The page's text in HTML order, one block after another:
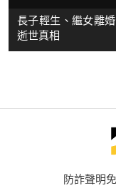
長子輕生、繼女離
逝世真相
防詐聲明